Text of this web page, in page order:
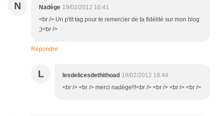
N Nadège 19/02/2012 16:41
<br /> Un p'tit tag pour te remercier de ta fidélité sur mon blog
;)<br />
Répondre
L lesdelicesdethithoad 19/02/2012 18:44
<br /> <br /> merci nadège!!!<br /> <br /> <br /> <br />